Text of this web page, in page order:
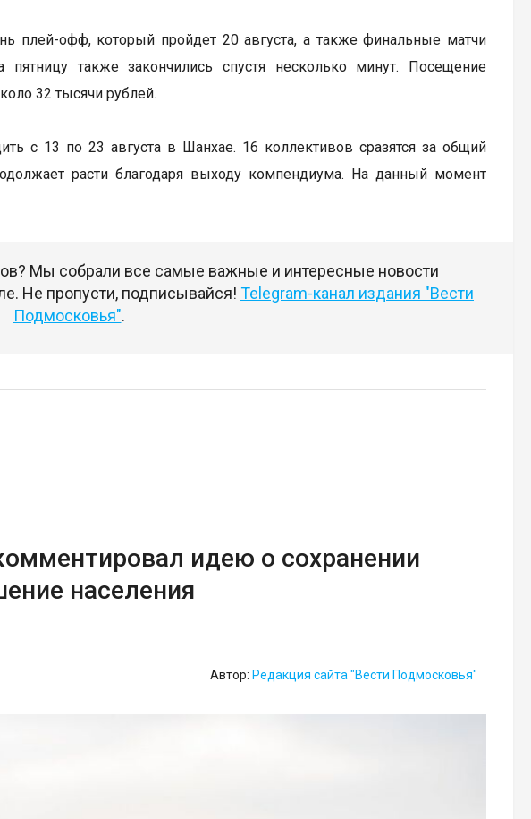
плей-офф, который пройдет 20 августа, а также финальные матчи
также закончились спустя несколько минут. Посещение
32 тысячи рублей.
с 13 по 23 августа в Шанхае. 16 коллективов сразятся за общий
расти благодаря выходу компендиума. На данный момент
Мы собрали все самые важные и интересные новости
Не пропусти, подписывайся! Telegram-канал издания "Вести
Подмосковья".
идею о сохранении
населения
Автор: Редакция сайта "Вести Подмосковья"